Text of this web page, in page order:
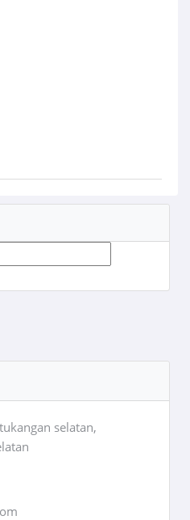
selatan,